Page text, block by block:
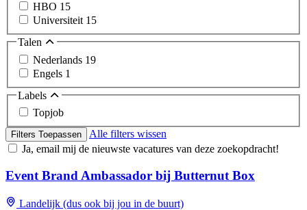
HBO 15
Universiteit 15
Talen
Nederlands 19
Engels 1
Labels
Topjob
Filters Toepassen
Alle filters wissen
Ja, email mij de nieuwste vacatures van deze zoekopdracht!
Event Brand Ambassador bij Butternut Box
Landelijk (dus ook bij jou in de buurt)